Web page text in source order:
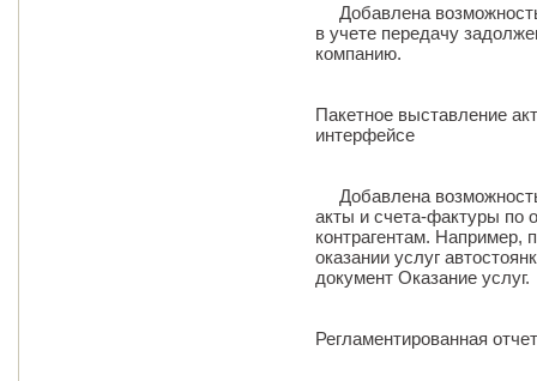
Добавлена
в учете передачу
компанию.
Пакетное выставление
интерфейсе
Добавлена
акты и счета-фактуры по
контрагентам. Например,
оказании услуг
документ Оказание услуг.
Регламентированная